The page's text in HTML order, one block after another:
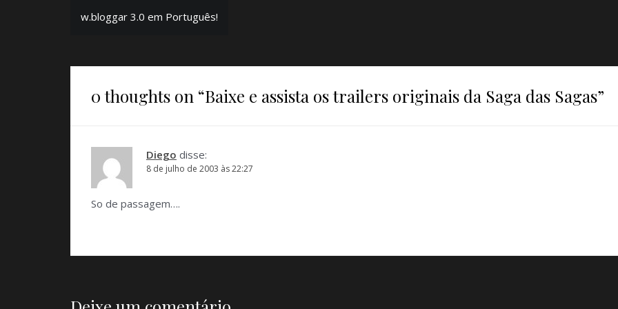
Navegação
w.bloggar 3.0 em Português!
0 thoughts on “Baixe e assista os trailers originais da Saga das Sagas”
Diego disse:
8 de julho de 2003 às 22:27
So de passagem….